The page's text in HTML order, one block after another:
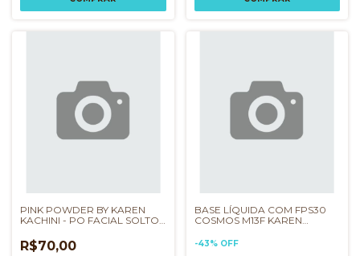
PINK POWDER BY KAREN
KACHINI - PO FACIAL SOLTO
R$70,00
BASE LÍQUIDA COM FPS30
COSMOS M13F KAREN
-43% OFF